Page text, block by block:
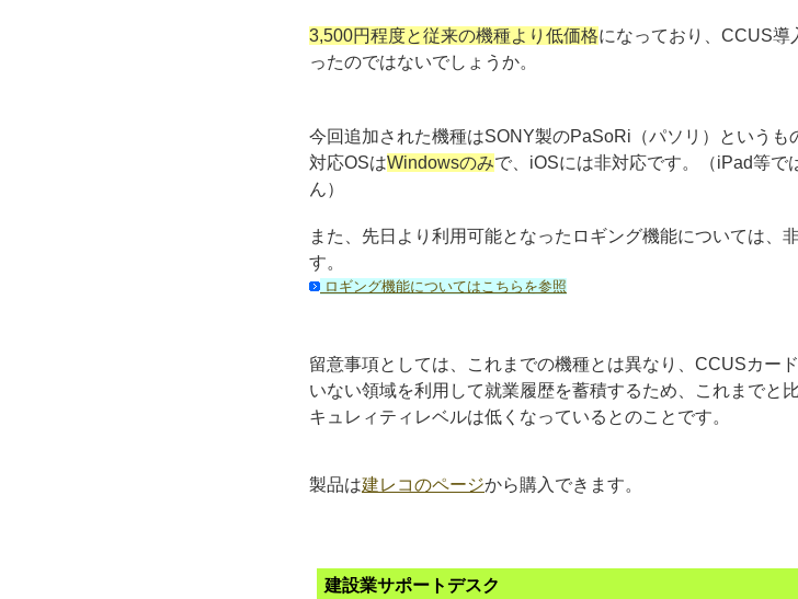
3,500円程度と従来の機種より低価格になっており、CCUS導
ったのではないでしょうか。
今回追加された機種はSONY製のPaSoRi（パソリ）というも
対応OSはWindowsのみで、iOSには非対応です。（iPad等で
ん）
また、先日より利用可能となったロギング機能については、
す。
ロギング機能についてはこちらを参照
留意事項としては、これまでの機種とは異なり、CCUSカー
いない領域を利用して就業履歴を蓄積するため、これまでと
キュレィティレベルは低くなっているとのことです。
製品は建レコのページから購入できます。
建設業サポートデスク